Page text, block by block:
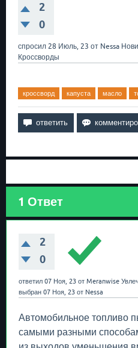
2
0
спросил 28 Июль, 23 от Nessa
Кроссворды
кроссворд капуста масло
1 Ответ
2
0
ответил 07 Ноя, 23 от Meranwise
выбран 07 Ноя, 23 от Nessa
Автомобильное топливо
самыми разными